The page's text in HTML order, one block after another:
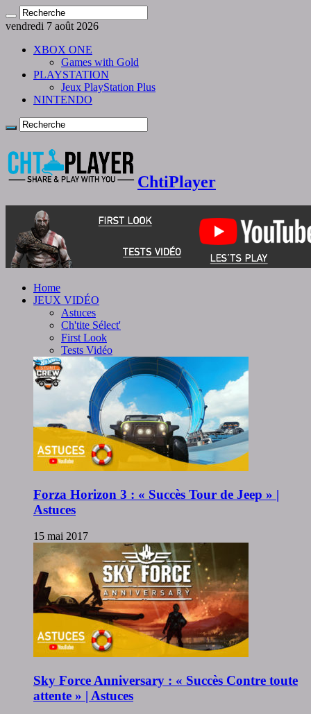
vendredi 7 août 2026
XBOX ONE
Games with Gold
PLAYSTATION
Jeux PlayStation Plus
NINTENDO
ChtiPlayer
Home
JEUX VIDÉO
Astuces
Ch'tite Sélect'
First Look
Tests Vidéo
Forza Horizon 3 : « Succès Tour de Jeep » |
Astuces
15 mai 2017
Sky Force Anniversary : « Succès Contre toute
attente » | Astuces